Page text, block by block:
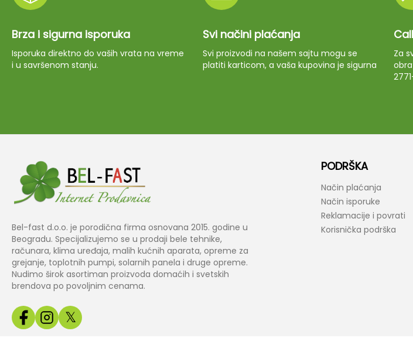
Brza i sigurna isporuka
Isporuka direktno do vaših vrata na vreme
i u savršenom stanju.
Svi načini plaćanja
Svi proizvodi na našem sajtu mogu se
platiti karticom, a vaša kupovina je sigurna
Za
Bel-fast d.o.o. je porodična firma osnovana 2015. godine u
Beogradu. Specijalizujemo se u prodaji bele tehnike,
računara, klima uređaja, malih kućnih aparata, opreme za
grejanje, toplotnih pumpi, solarnih panela i druge opreme.
Nudimo širok asortiman proizvoda domaćih i svetskih
brendova po povoljnim cenama.
𝕏
PODRŠKA
Način plaćanja
Način isporuke
Reklamacije i povrati
Korisnička podrška